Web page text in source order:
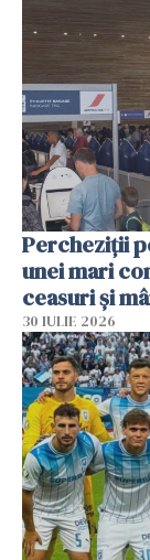
Percheziții
unei mari
ceasuri și
30 IULIE 2026